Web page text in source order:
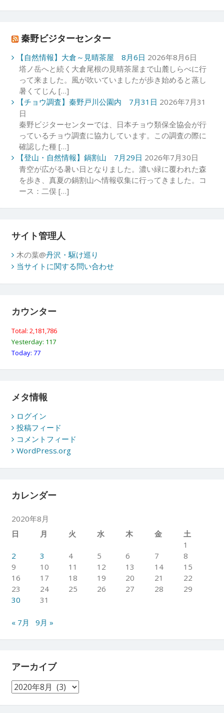
秦野ビジターセンター
【自然情報】大倉～見晴茶屋 8月6日 2026年8月6日
塔ノ岳へと続く大倉尾根の見晴茶屋まで山麓しらべに行
って来ました。風が吹いていましたが歩き始めると蒸し
暑くてじん […]
【チョウ調査】秦野戸川公園内 7月31日 2026年7月31
日
秦野ビジターセンターでは、日本チョウ類保全協会が行
っているチョウ調査に協力しています。この調査の際に
確認した種 […]
【登山・自然情報】鍋割山 7月29日 2026年7月30日
青空が広がる暑い日となりました。濃い緑に覆われた森
を歩き、真夏の鍋割山へ情報収集に行ってきました。コ
ース：二俣 […]
サイト管理人
木の葉@丹沢・駆け巡り
当サイトに関する問い合わせ
カウンター
Total: 2,181,786
Yesterday: 117
Today: 77
メタ情報
ログイン
投稿フィード
コメントフィード
WordPress.org
カレンダー
2020年8月
日
月 火 水 木 金
土
1
2
3 4 5 6 7
8
9
10 11 12 13 14
15
16
17 18 19 20 21
22
23
24 25 26 27 28
29
30
31
« 7月 9月 »
アーカイブ
ア
ー
カ